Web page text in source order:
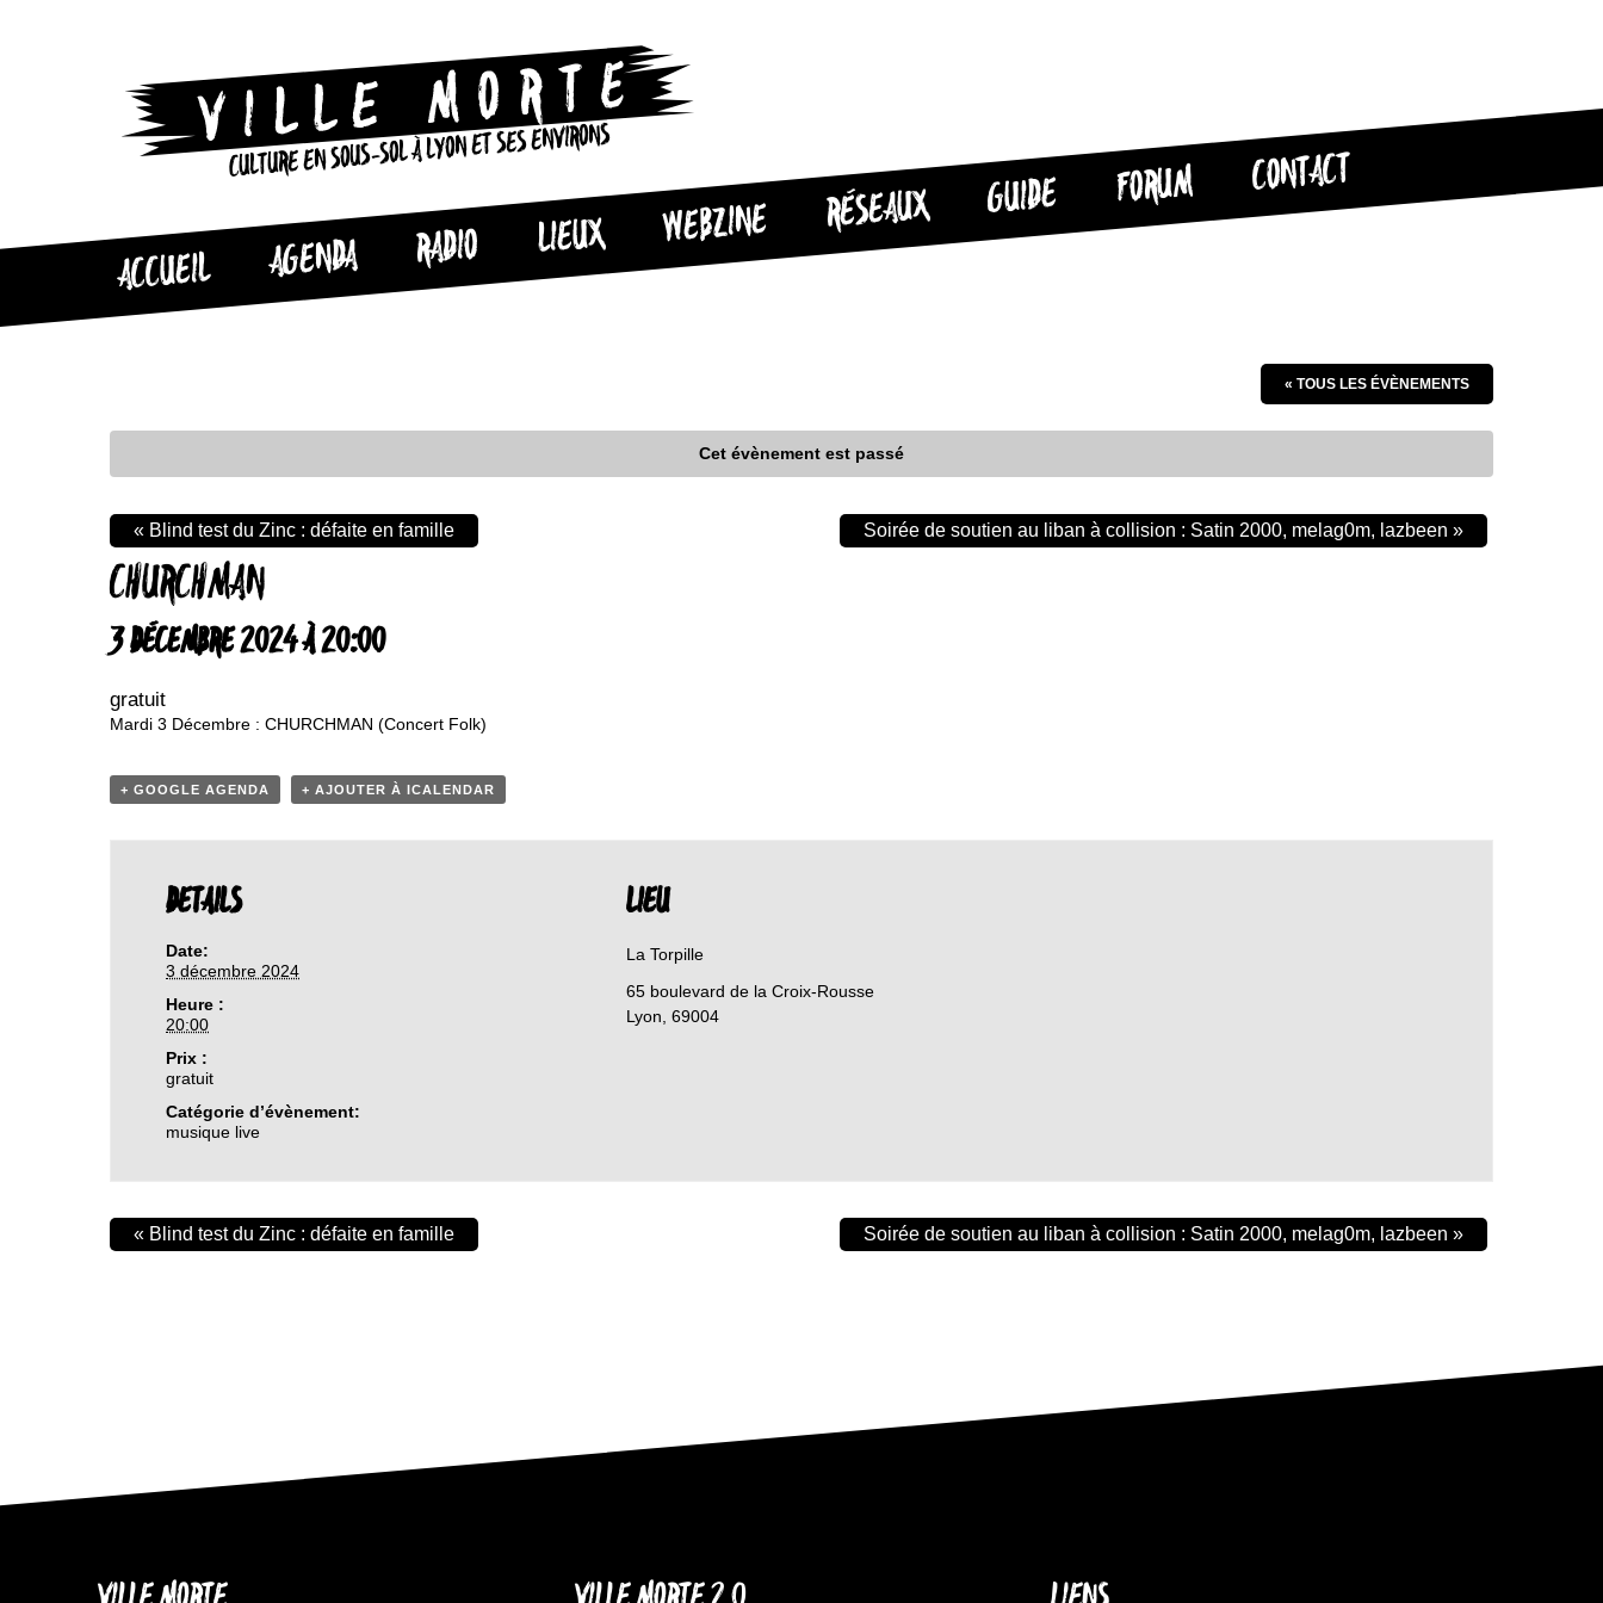
CULTURE EN SOUS-SOL À LYON ET SES ENVIRONS
ACCUEIL AGENDA RADIO LIEUX WEBZINE RÉSEAUX GUIDE FORUM CONTACT
« TOUS LES ÉVÈNEMENTS
Cet évènement est passé
CHURCHMAN
3 DÉCEMBRE 2024 À 20:00
gratuit
« Blind test du Zinc : défaite en famille Soirée de soutien au liban à collision : Satin 2000, melag0m, lazbeen »
Mardi 3 Décembre : CHURCHMAN (Concert Folk)
+ GOOGLE AGENDA + AJOUTER À ICALENDAR
DETAILS
Date:
3 décembre 2024
Heure :
20:00
Prix :
gratuit
Catégorie d’évènement:
musique live
LIEU
La Torpille
65 boulevard de la Croix-Rousse
Lyon 69004
« Blind test du Zinc : défaite en famille Soirée de soutien au liban à collision : Satin 2000, melag0m, lazbeen »